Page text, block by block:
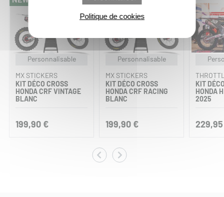
Personnalisable
MX STICKERS
KIT DÉCO CROSS
HONDA CRF VINTAGE
BLANC
199,90 €
Personnalisable
MX STICKERS
KIT DÉCO CROSS
HONDA CRF RACING
BLANC
199,90 €
KIT
HONDA
2025
Politique de cookies